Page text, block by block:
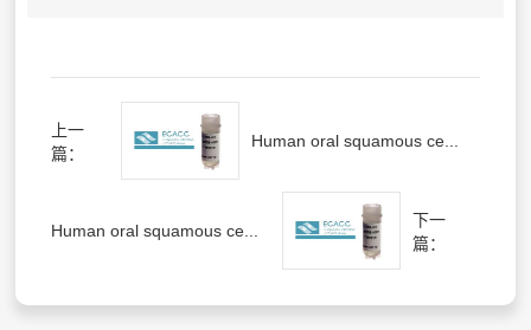
上一
篇：
Human oral squamous ce...
Human oral squamous ce...
下一
篇：